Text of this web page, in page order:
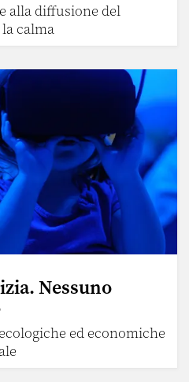
alla diffusione del
calma
Nessuno
ed economiche